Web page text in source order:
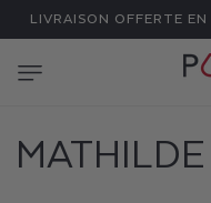
PASSER
AU
LIVRAISON OFFERTE